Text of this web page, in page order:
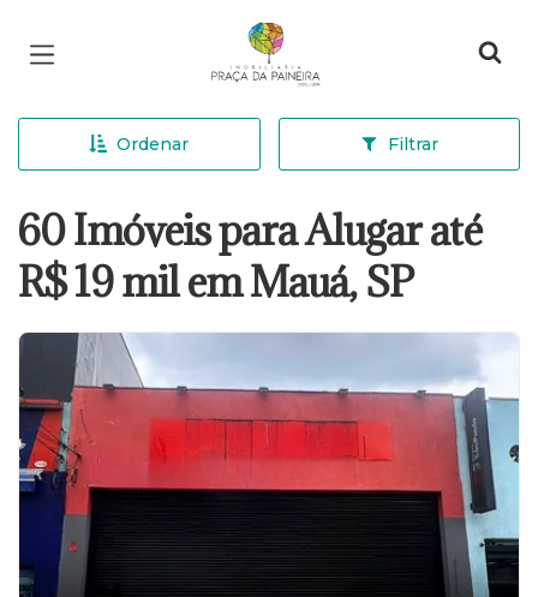
Página inicial
Ordenar Filtrar
60 Imóveis para Alugar até
R$ 19 mil em Mauá, SP